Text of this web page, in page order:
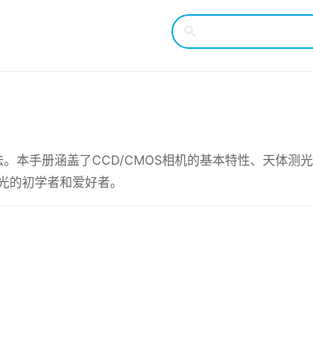
本手册涵盖了CCD/CMOS相机的基本特性、天体测
初学者和爱好者。